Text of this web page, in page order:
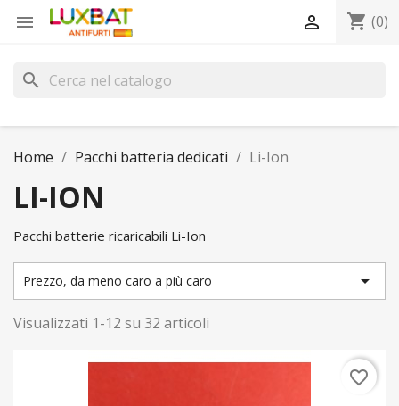
 shopping_cart (0)

search
Home Pacchi batteria dedicati Li-Ion
LI-ION
Pacchi batterie ricaricabili Li-Ion
Prezzo, da meno caro a più caro 
Visualizzati 1-12 su 32 articoli
favorite_border